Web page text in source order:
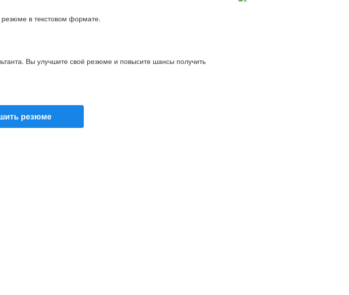
в текстовом формате.
Вы улучшите своё резюме и повысите шансы получить
резюме